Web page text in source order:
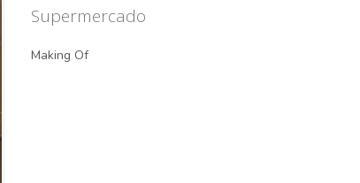
Supermercado
Making Of